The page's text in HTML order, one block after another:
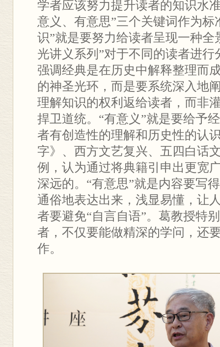
学者应该努力提升读者的知识水
意义、有意思”三个关键词作为标
识”就是要努力给读者呈现一种全
光讲义系列”对于不同的读者进
强调经典是在历史中解释整理而
的神圣光环，而是要系统深入地
理解知识的权利返给读者，而非
捍卫道统。“有意义”就是要给予
者有创造性的理解和历史性的认
字》、西方文艺复兴、五四白话
例，认为通过将典籍引申出更宽
深远的。“有意思”就是内容要写
通俗地表达出来，浅显易懂，让
者要避免“自言自语”。葛教授特
者，不仅要能做精深的学问，还
作。